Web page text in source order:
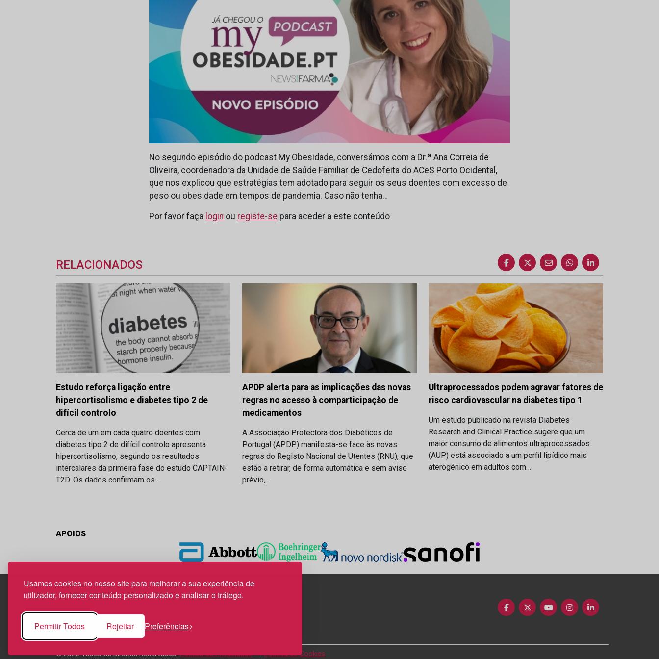
Usamos cookies no nosso site para melhorar a sua experiência de
utilizador, fornecer conteúdo personalizado e analisar o tráfego.
Permitir Todos Rejeitar Preferências
No segundo episódio do podcast My Obesidade, conversámos com a Dr.ª Ana Correia de
Oliveira, coordenadora da Unidade de Saúde Familiar de Cedofeita do ACeS Porto Ocidental,
que nos explicou que estratégias tem adotado para seguir os seus doentes com excesso de
peso ou obesidade em tempos de pandemia. Caso não tenha…
Por favor faça login ou registe-se para aceder a este conteúdo
RELACIONADOS
Estudo reforça ligação entre
hipercortisolismo e diabetes tipo 2 de
difícil controlo
Cerca de um em cada quatro doentes com
diabetes tipo 2 de difícil controlo apresenta
hipercortisolismo, segundo os resultados
intercalares da primeira fase do estudo CAPTAIN-
T2D. Os dados confirmam os…
APDP alerta para as implicações das novas
regras no acesso à comparticipação de
medicamentos
A Associação Protectora dos Diabéticos de
Portugal (APDP) manifesta-se face às novas
regras do Registo Nacional de Utentes (RNU), que
estão a retirar, de forma automática e sem aviso
prévio,…
Ultraprocessados podem agravar fatores de
risco cardiovascular na diabetes tipo 1
Um estudo publicado na revista Diabetes
Research and Clinical Practice sugere que um
maior consumo de alimentos ultraprocessados
(AUP) está associado a um perfil lipídico mais
aterogénico em adultos com…
APOIOS
1800-282 Lisboa | Portugal
21 850 40 65
© 2026 Todos os Direitos Reservados.Política de Privacidade Política de Cookies